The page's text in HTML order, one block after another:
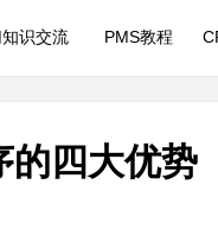
识交流 PMS教程
的四大优势